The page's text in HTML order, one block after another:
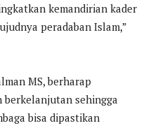
kemandirian kader
peradaban Islam,”
MS, berharap
sehingga
bisa dipastikan